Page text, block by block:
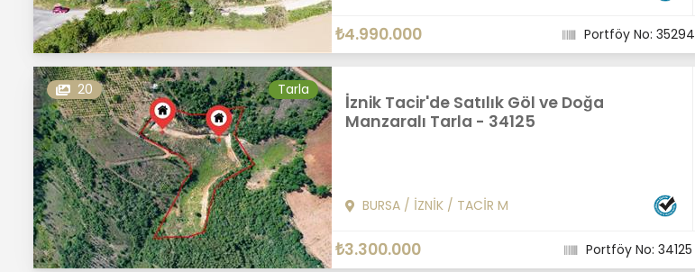
₺4.990.000 Portföy No: 35294
20 Tarla
İznik Tacir'de Satılık Göl ve Doğa
Manzaralı Tarla - 34125
BURSA/ İZNİK/ TACİR M
₺3.300.000 Portföy No: 34125